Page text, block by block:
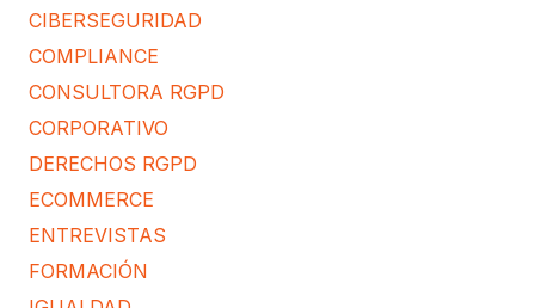
CIBERSEGURIDAD
COMPLIANCE
CONSULTORA RGPD
CORPORATIVO
DERECHOS RGPD
ECOMMERCE
ENTREVISTAS
FORMACIÓN